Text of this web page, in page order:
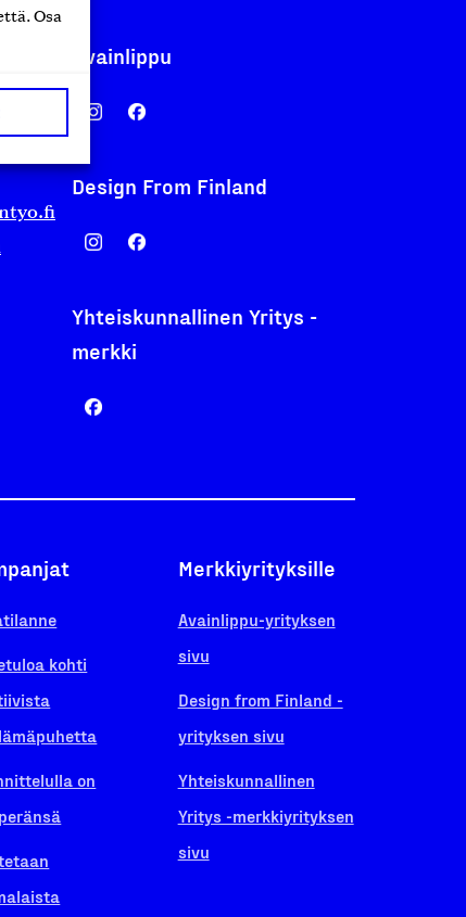
Osa
Avainlippu
Design From Finland
Yhteiskunnallinen Yritys -
merkki
kohti
on
Merkkiyrityksille
Avainlippu-yrityksen
sivu
Design from Finland -
yrityksen sivu
Yhteiskunnallinen
Yritys -merkkiyrityksen
sivu